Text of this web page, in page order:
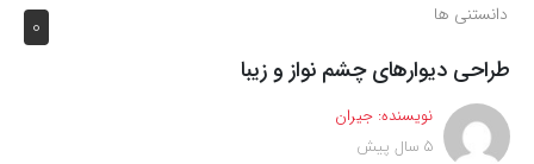
0 دانستنی ها
طراحی دیوارهای چشم نواز و زیبا
نویسنده: جیران
5 سال پیش